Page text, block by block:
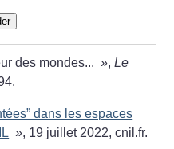
des mondes... »,Le
dans les espaces
», 19 juillet 2022, cnil.fr.